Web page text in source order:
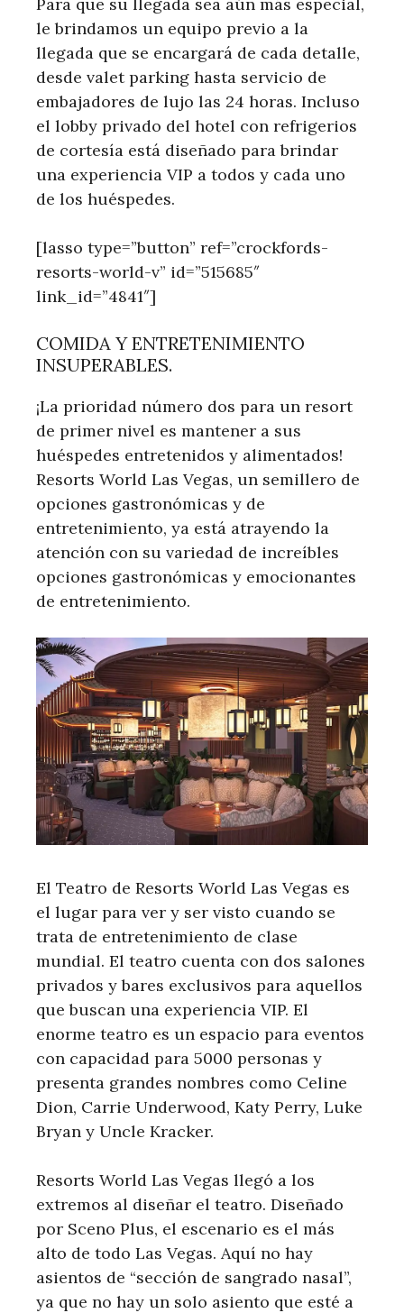
le brindamos un equipo previo a la
llegada que se encargará de cada detalle,
desde valet parking hasta servicio de
embajadores de lujo las 24 horas. Incluso
el lobby privado del hotel con refrigerios
de cortesía está diseñado para brindar
una experiencia VIP a todos y cada uno
de los huéspedes.
[lasso type=”button” ref=”crockfords-
resorts-world-v” id=”515685″
link_id=”4841″]
COMIDA Y ENTRETENIMIENTO
INSUPERABLES.
¡La prioridad número dos para un resort
de primer nivel es mantener a sus
huéspedes entretenidos y alimentados!
Resorts World Las Vegas, un semillero de
opciones gastronómicas y de
entretenimiento, ya está atrayendo la
atención con su variedad de increíbles
opciones gastronómicas y emocionantes
de entretenimiento.
El Teatro de Resorts World Las Vegas es
el lugar para ver y ser visto cuando se
trata de entretenimiento de clase
mundial. El teatro cuenta con dos salones
privados y bares exclusivos para aquellos
que buscan una experiencia VIP. El
enorme teatro es un espacio para eventos
con capacidad para 5000 personas y
presenta grandes nombres como Celine
Dion, Carrie Underwood, Katy Perry, Luke
Bryan y Uncle Kracker.
Resorts World Las Vegas llegó a los
extremos al diseñar el teatro. Diseñado
por Sceno Plus, el escenario es el más
alto de todo Las Vegas. Aquí no hay
asientos de “sección de sangrado nasal”,
ya que no hay un solo asiento que esté a